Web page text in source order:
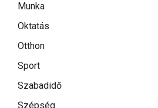
Munka
Oktatás
Otthon
Sport
Szabadidő
Szépség